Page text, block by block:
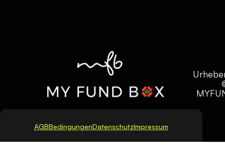
AGBBedingungenDatenschutzImpressum